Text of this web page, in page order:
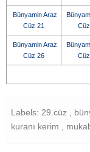
Bünyamin Araz
Cüz 21
Bünyamin Araz
Cüz 26
Labels: 29.cüz ,
kuranı kerim ,